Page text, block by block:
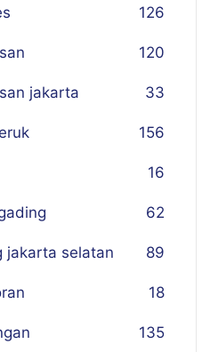
126
120
jakarta 33
156
16
62
jakarta selatan 89
18
135